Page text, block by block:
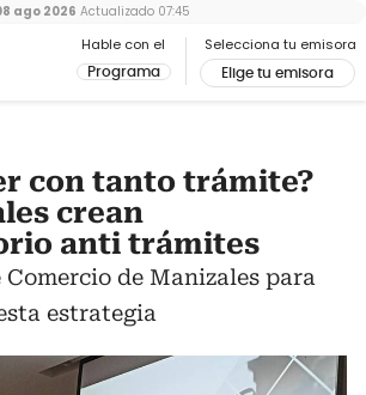
Hable con el
Programa
Selecciona tu emisora
Elige tu emisora
ago 2026 Actualizado 07:45
con tanto trámite?
crean
anti trámites
Comercio de Manizales para
estrategia